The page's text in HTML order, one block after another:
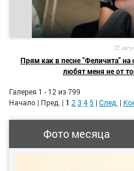
27
Прям как в песне "Феличита"
любят меня не от
Галерея 1 - 12 из 799
Начало | Пред. | 1 2 3 4 5 | След. |
Фото месяца